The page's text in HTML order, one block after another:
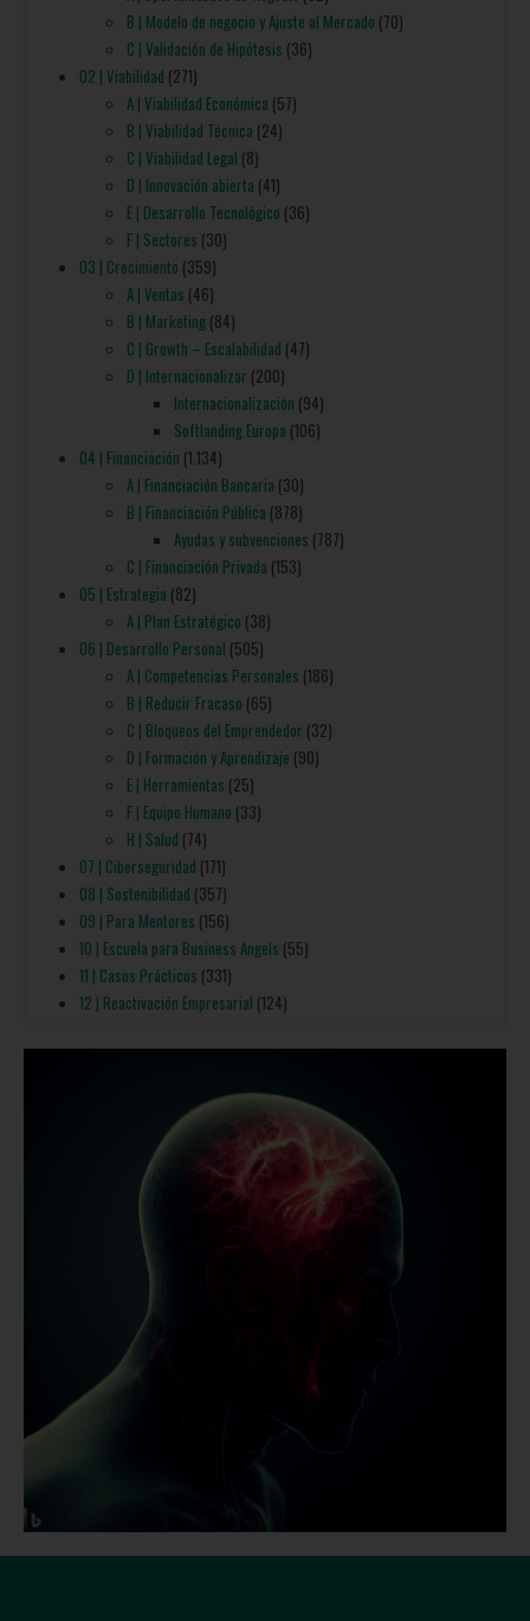
B | Modelo de negocio y Ajuste al Mercado (70)
C | Validación de Hipótesis (36)
02 | Viabilidad (271)
A | Viabilidad Económica (57)
B | Viabilidad Técnica (24)
C | Viabilidad Legal (8)
D | Innovación abierta (41)
E | Desarrollo Tecnológico (36)
F | Sectores (30)
03 | Crecimiento (359)
A | Ventas (46)
B | Marketing(84)
C | Growth – Escalabilidad (47)
D | Internacionalizar (200)
Internacionalización (94)
Softlanding Europa (106)
04 | Financiación (1.134)
A | Financiación Bancaria (30)
B | Financiación Pública (878)
Ayudas y subvenciones (787)
C | Financiación Privada (153)
05 | Estrategia (82)
A | Plan Estratégico (38)
06 | Desarrollo Personal (505)
A | Competencias Personales (186)
B | Reducir Fracaso (65)
C | Bloqueos del Emprendedor (32)
D | Formación y Aprendizaje (90)
E | Herramientas (25)
F | Equipo Humano (33)
H | Salud (74)
07 | Ciberseguridad (171)
08 | Sostenibilidad (357)
09 | Para Mentores (156)
10 | Escuela para Business Angels (55)
11 | Casos Prácticos (331)
12 | Reactivación Empresarial (124)